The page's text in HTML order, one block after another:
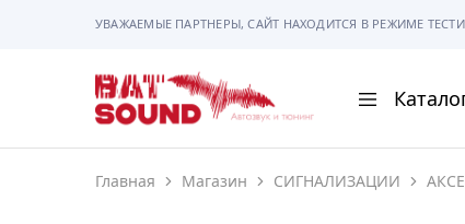
УВАЖАЕМЫЕ ПАРТНЕРЫ, САЙТ НАХОДИТСЯ В РЕЖИМЕ
BAT
Sound
Главная Магазин СИГНАЛИЗАЦИИ